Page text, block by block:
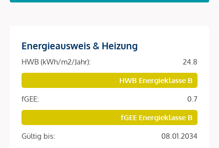
an zukunftsorientiertes Wohnen gerecht zu werden.
neuen Wohnviertels in Oberlaa, das mit der Eröffnung
der U1 und einer zukünftigen Widmung entsteht.
effizienten Grundrissen, durchdachter Ausstattung und
hoher Lebensqualität.
Energieausweis & Heizung
HWB (kWh/m2/Jahr):
24.8
HWB Energieklasse B
fGEE:
0.7
fGEE Energieklasse B
Gültig bis:
08.01.2034